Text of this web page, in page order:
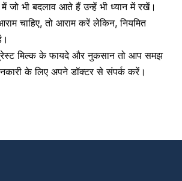
जो भी बदलाव आते हैं उन्हें भी ध्यान में रखें।
चाहिए, तो आराम करें लेकिन, नियमित
ब्रेस्ट मिल्क के फायदे और नुकसान तो आप समझ
के लिए अपने डॉक्टर से संपर्क करें।